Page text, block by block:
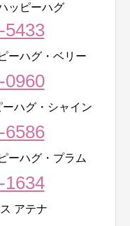
ッピーハグ
5433
ーハグ・ベリー
0960
ハグ・シャイン
6586
ーハグ・プラム
1634
アテナ